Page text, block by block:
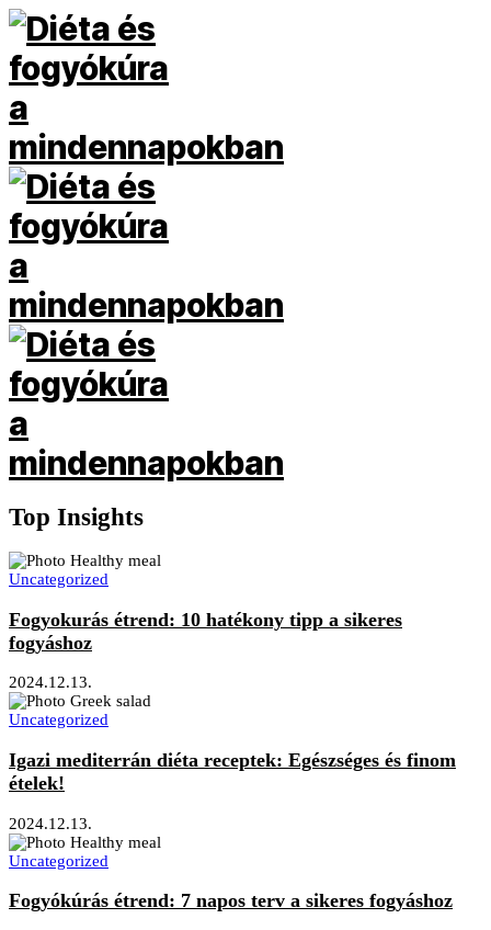
Top Insights
Uncategorized
Fogyokurás étrend: 10 hatékony tipp a sikeres
fogyáshoz
2024.12.13.
Uncategorized
Igazi mediterrán diéta receptek: Egészséges és finom
ételek!
2024.12.13.
Uncategorized
Fogyókúrás étrend: 7 napos terv a sikeres fogyáshoz